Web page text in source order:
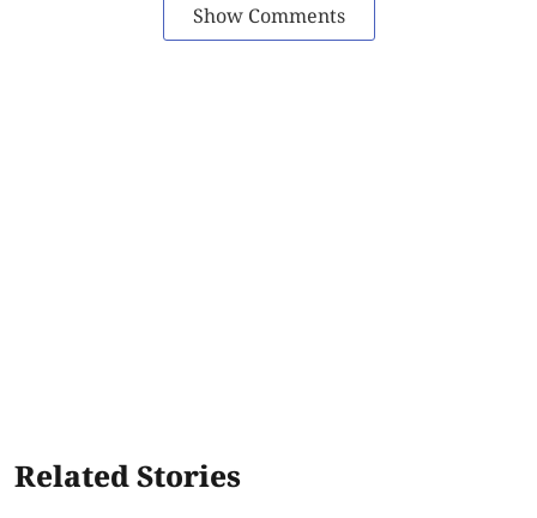
Show Comments
Related Stories